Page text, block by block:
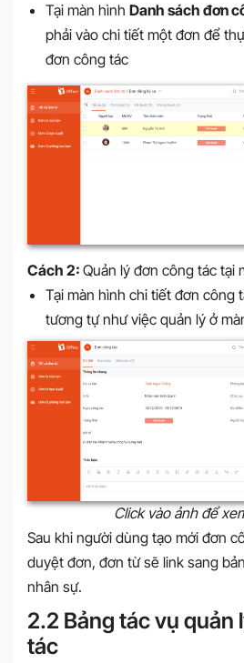
Tại màn hình Danh sách đơn
phải vào chi tiết một đơn để
đơn công tác
Cách 2: Quản lý đơn công tác tại
Tại màn hình chi tiết đơn công
tương tự như việc quản lý ở
Click vào ảnh để
Sau khi người dùng tạo mới đơn
duyệt đơn, đơn từ sẽ link sang
nhân sự.
2.2 Bảng tác vụ quản
tác